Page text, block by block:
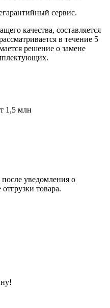
сервис.
качества, составляется
в течение 5
решение о замене
1,5 млн
уведомления о
товара.